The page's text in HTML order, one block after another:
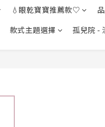
💧眼乾寶寶推薦款♡
款式主題選擇 孤兒院 -